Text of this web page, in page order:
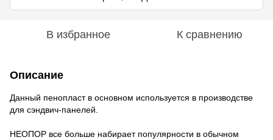
В избранное К сравнению
Описание
Данный пенопласт в основном используется в производстве
для сэндвич-панелей.
НЕОПОР все больше набирает популярности в обычном